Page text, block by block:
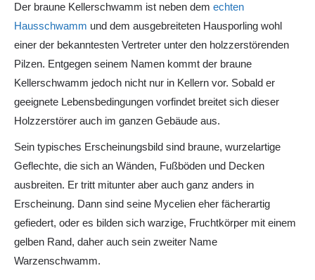
Der braune Kellerschwamm ist neben dem echten
Hausschwamm und dem ausgebreiteten Hausporling wohl
einer der bekanntesten Vertreter unter den holzzerstörenden
Pilzen. Entgegen seinem Namen kommt der braune
Kellerschwamm jedoch nicht nur in Kellern vor. Sobald er
geeignete Lebensbedingungen vorfindet breitet sich dieser
Holzzerstörer auch im ganzen Gebäude aus.
Sein typisches Erscheinungsbild sind braune, wurzelartige
Geflechte, die sich an Wänden, Fußböden und Decken
ausbreiten. Er tritt mitunter aber auch ganz anders in
Erscheinung. Dann sind seine Mycelien eher fächerartig
gefiedert, oder es bilden sich warzige, Fruchtkörper mit einem
gelben Rand, daher auch sein zweiter Name
Warzenschwamm.